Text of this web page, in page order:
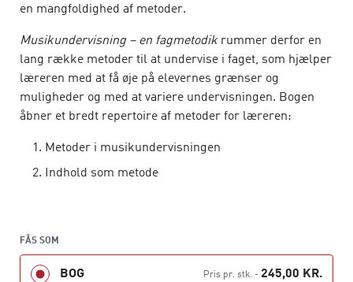
en mangfoldighed af metoder.
Musikundervisning – en fagmetodikrummer derfor en
lang række metoder til at undervise i faget, som hjælper
læreren med at få øje på elevernes grænser og
muligheder og med at variere undervisningen. Bogen
åbner et bredt repertoire af metoder for læreren:
Metoder i musikundervisningen
Indhold som metode
Åben skole
FÅS SOM
BOG Pris pr. stk.- 245,00 KR.